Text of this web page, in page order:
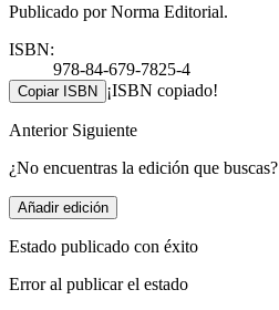
Publicado por Norma Editorial.
ISBN:
978-84-679-7825-4
Copiar ISBN ¡ISBN copiado!
Anterior Siguiente
¿No encuentras la edición que buscas?
Añadir edición
Estado publicado con éxito
Error al publicar el estado